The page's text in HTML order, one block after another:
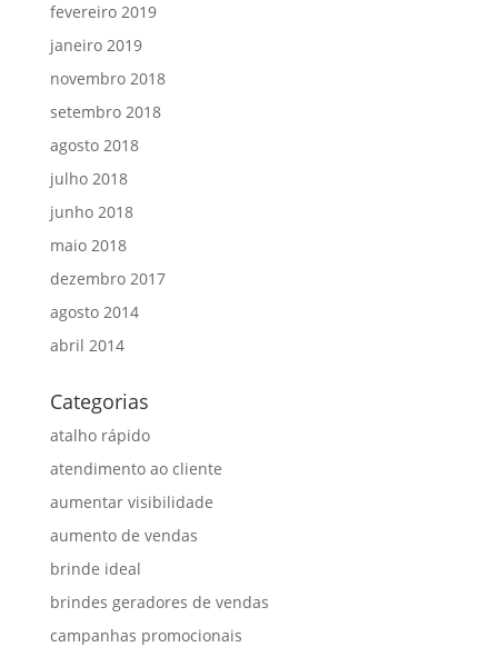
fevereiro 2019
janeiro 2019
novembro 2018
setembro 2018
agosto 2018
julho 2018
junho 2018
maio 2018
dezembro 2017
agosto 2014
abril 2014
Categorias
atalho rápido
atendimento ao cliente
aumentar visibilidade
aumento de vendas
brinde ideal
brindes geradores de vendas
campanhas promocionais